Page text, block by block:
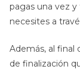
pagas una vez
necesites a
Además, al final
de finalización